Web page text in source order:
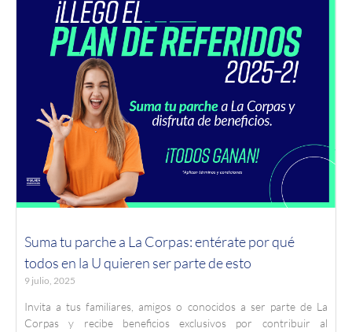
Suma tu parche a La Corpas: entérate por qué
todos en la U quieren ser parte de esto
9 julio, 2025
Invita a tus familiares, amigos o conocidos a ser parte de La
Corpas y recibe beneficios exclusivos por contribuir al